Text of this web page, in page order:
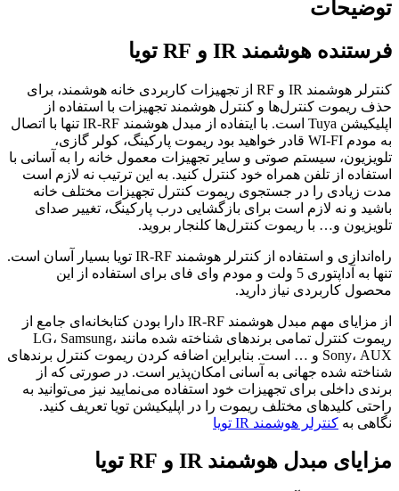
توضیحات
فرستنده هوشمند IR و RF تویا
کنترلر هوشمند IR و RF از تجهیزات کاربردی خانه هوشمند، برای
حذف ریموت کنترل‌ها و کنترل هوشمند تجهیزات با استفاده از
اپلیکیشن Tuya است. با ایتفاده از مبدل هوشمند IR-RF تنها با اتصال
به مودم WI-FI قادر خواهید بود ریموت پارکینگ، کولر گازی،
تلویزیون، سیستم صوتی و سایر تجهیزات معمول خانه را به آسانی با
استفاده از تلفن همراه خود کنترل کنید. به این ترتیب نه لازم است
مدت زیادی را در جستجوی ریموت کنترل تجهیزات مختلف خانه
باشید و نه لازم است برای بازگشایی درب پارکینگ، تغییر صدای
تلویزیون و… با ریموت کنترل‌ها کلنجار بروید.
راه‌اندازی و استفاده از کنترلر هوشمند IR-RF تویا بسیار آسان است.
تنها به آداپتوری 5 ولت و مودم وای فای برای استفاده از این
محصول کاربردی نیاز دارید.
از مزایای مهم مبدل هوشمند IR-RF دارا بودن کتابخانه‌ای جامع از
ریموت کنترل تمامی برندهای شناخته شده مانند LG، Samsung،
Sony، AUX و … است. بنابراین اضافه کردن ریموت کنترل برندهای
شناخته شده جهانی به آسانی امکان‌پذیر است. در صورتی که از
برندی داخلی برای تجهیزات خود استفاده می‌نمایید نیز می‌توانید به
راحتی کلیدهای مختلف ریموت را در اپلیکیشن تویا تعریف کنید.
نگاهی به کنترلر هوشمند IR تویا
مزایای مبدل هوشمند IR و RF تویا